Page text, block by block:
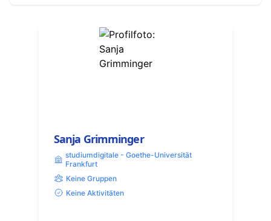
Sanja Grimminger
studiumdigitale - Goethe-Universität
Frankfurt
Keine Gruppen
Keine Aktivitäten